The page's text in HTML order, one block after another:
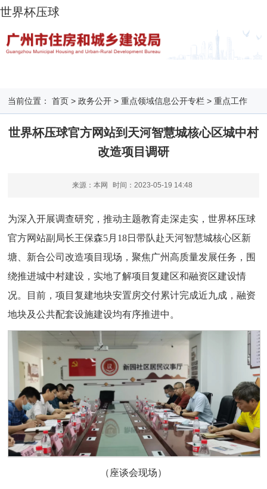
世界杯压球
当前位置： 首页 >政务公开 >重点领域信息公开专栏 >重点工作
世界杯压球官方网站到天河智慧城核心区城中村
改造项目调研
来源：本网 时间： 2023-05-19 14:48
为深入开展调查研究，推动主题教育走深走实，世界杯压球
官方网站副局长王保森5月18日带队赴天河智慧城核心区新
塘、新合公司改造项目现场，聚焦广州高质量发展任务，围
绕推进城中村建设，实地了解项目复建区和融资区建设情
况。目前，项目复建地块安置房交付累计完成近九成，融资
地块及公共配套设施建设均有序推进中。
（座谈会现场）